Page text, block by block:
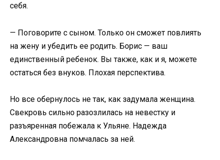
себя.
— Поговорите с сыном. Только он сможет повлиять
на жену и убедить ее родить. Борис — ваш
единственный ребенок. Вы также, как и я, можете
остаться без внуков. Плохая перспектива.
Но все обернулось не так, как задумала женщина.
Свекровь сильно разозлилась на невестку и
разъяренная побежала к Ульяне. Надежда
Александровна помчалась за ней.